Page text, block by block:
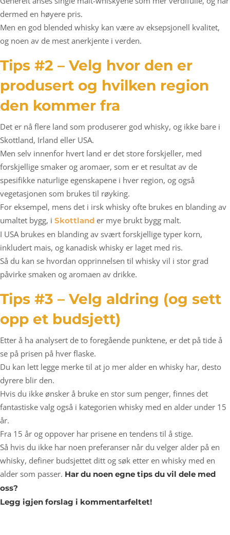
dermed en høyere pris.
Men en god blended whisky kan være av eksepsjonell kvalitet,
og noen av de mest anerkjente i verden.
Tips #2 – Velg hvor den er
produsert og hvilken region
den kommer fra
Det er nå flere land som produserer god whisky, og ikke bare i
Skottland, Irland eller USA.
Men selv innenfor hvert land er det store forskjeller, med
forskjellige smaker og aromaer, som er et resultat av de
spesifikke naturlige egenskapene i hver region, og også
vegetasjonen som brukes til røyking.
For eksempel, mens det i irsk whisky ofte brukes en blanding av
umaltet bygg, i Skottland er mye brukt bygg malt.
I USA brukes en blanding av svært forskjellige typer korn,
inkludert mais, og kanadisk whisky er laget med ris.
Så du kan se hvordan opprinnelsen til whisky vil i stor grad
påvirke smaken og aromaen av drikke.
Tips #3 – Velg aldring (og sett
opp et budsjett)
Etter å ha analysert de to foregående punktene, er det på tide å
se på prisen på hver flaske.
Du kan lett legge merke til at jo mer alder en whisky har, desto
dyrere blir den.
Hvis du ikke ønsker å bruke en stor sum penger, finnes det
fantastiske valg også i kategorien whisky med en alder under 15
år.
Fra 15 år og oppover har prisene en tendens til å stige.
Så hvis du ikke har noen preferanser når du velger alder på en
whisky, definer budsjettet ditt og søk etter en whisky med en
alder som passer. Har du noen egne tips du vil dele med
oss?
Legg igjen forslag i kommentarfeltet!